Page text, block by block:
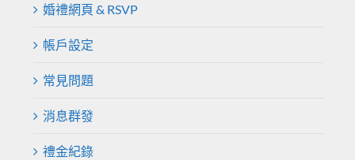
婚禮網頁 & RSVP
帳戶設定
常見問題
消息群發
禮金紀錄